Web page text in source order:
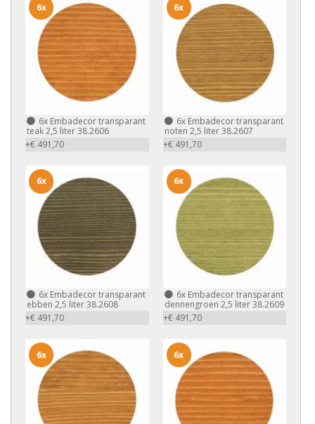
6x Embadecor transparant
teak 2,5 liter 38.2606
+€ 491,70
6x
6xEmbadecor transparant
noten 2,5 liter 38.2607
+€ 491,70
6x
6x Embadecor transparant
ebben 2,5 liter 38.2608
+€ 491,70
6x
6xEmbadecor transparant
dennengroen 2,5 liter 38.2609
+€ 491,70
6x
6x 6x